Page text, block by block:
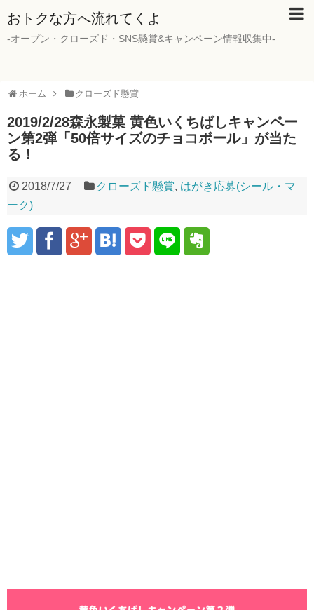
おトクな方へ流れてくよ
-オープン・クローズド・SNS懸賞&キャンペーン情報収集中-
ホーム クローズド懸賞
2019/2/28森永製菓 黄色いくちばしキャンペー
ン第2弾「50倍サイズのチョコボール」が当た
る！
2018/7/27 クローズド懸賞, はがき応募(シール・マ
ーク)